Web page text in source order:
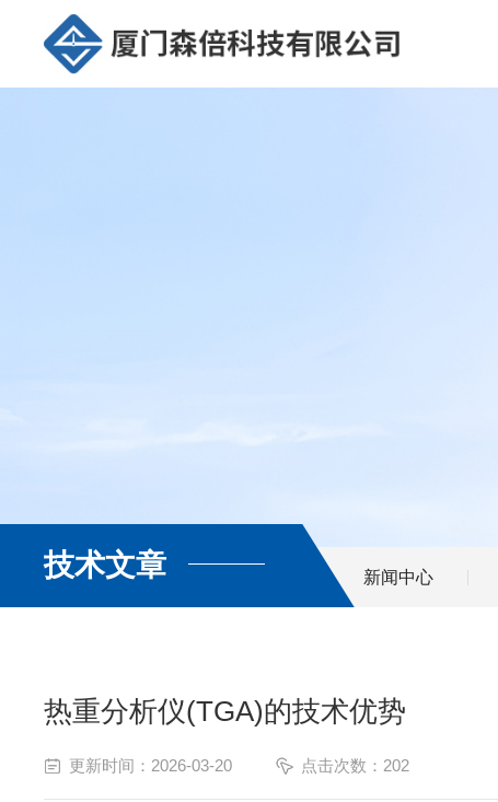
技术文章 新闻中心
热重分析仪(TGA)的技术优势
更新时间：2026-03-20 点击次数：202